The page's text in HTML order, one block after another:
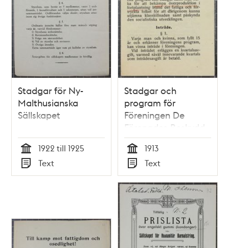
Stadgar för Ny-
Malthusianska
Sällskapet
Tid
1922 till 1925
Typ
Text
Stadgar och
program för
Föreningen De
Förenades Beskydd -
1913
Tid
1913
Typ
Text